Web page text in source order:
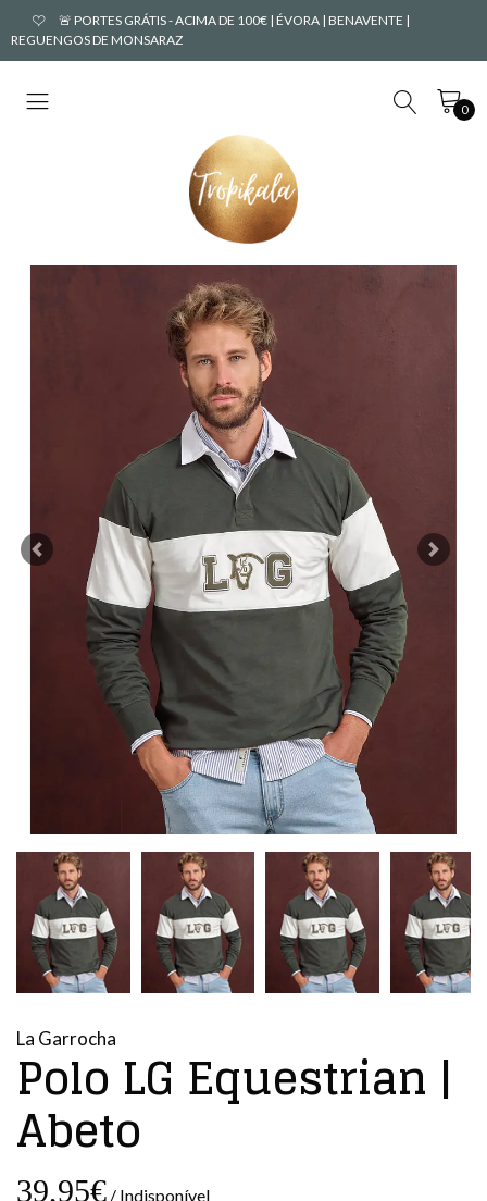
🚨 PORTES GRÁTIS - ACIMA DE 100€ | ÉVORA | BENAVENTE |
REGUENGOS DE MONSARAZ
0
Previous Next
La Garrocha
Polo LG Equestrian |
Abeto
39,95€ / Indisponível